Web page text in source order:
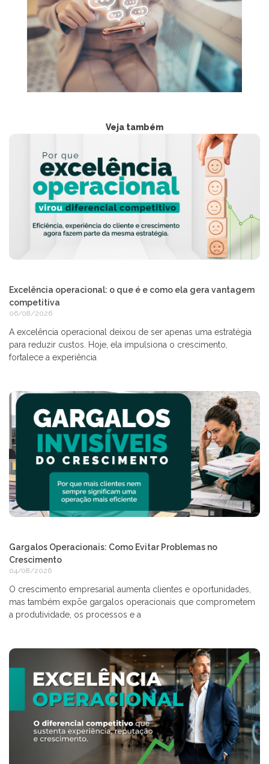
Veja também
Excelência operacional: o que é e como ela gera vantagem
competitiva
06/08/2026
A excelência operacional deixou de ser apenas uma estratégia
para reduzir custos. Hoje, ela impulsiona o crescimento,
fortalece a experiência
Gargalos Operacionais: Como Evitar Problemas no
Crescimento
04/08/2026
O crescimento empresarial aumenta clientes e oportunidades,
mas também expõe gargalos operacionais que comprometem
a produtividade, os processos e a